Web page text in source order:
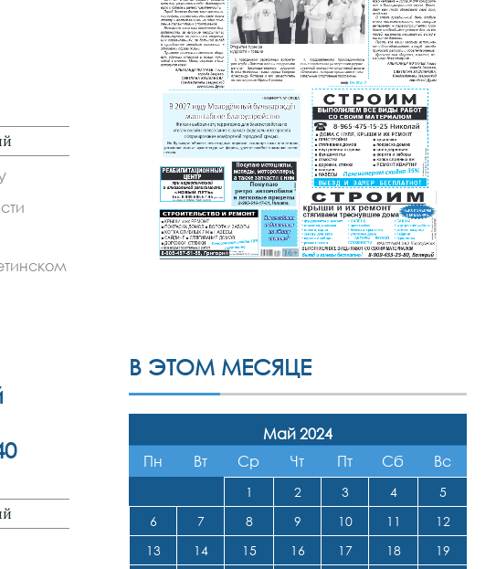
В ЭТОМ МЕСЯЦЕ
Май 2024
Пн
Вт Ср Чт Пт Сб Вс
1 2 3 4
5
6
7 8 9 10 11
12
13
14 15 16 17 18
19